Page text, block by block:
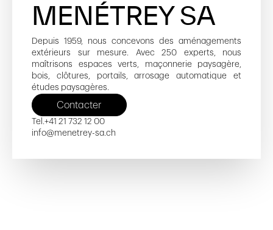
MENÉTREY SA
Depuis 1959, nous concevons des aménagements
extérieurs sur mesure. Avec 250 experts, nous
maîtrisons espaces verts, maçonnerie paysagère,
bois, clôtures, portails, arrosage automatique et
études paysagères.
Contacter
Tel.+41 21 732 12 00
info@menetrey-sa.ch